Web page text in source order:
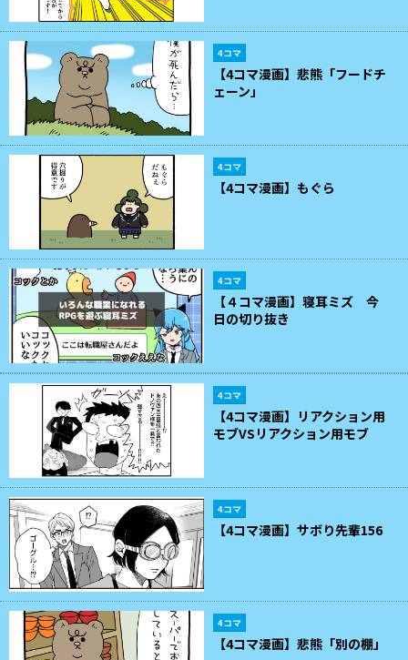
4コマ
【4コマ漫画】悲熊「フードチ
ェーン」
4コマ
【4コマ漫画】もぐら
4コマ
【４コマ漫画】寝耳ミズ 今
日の切り抜き
4コマ
【4コマ漫画】リアクション用
モブVSリアクション用モブ
4コマ
【4コマ漫画】サボり先輩156
4コマ
【4コマ漫画】悲熊「別の棚」